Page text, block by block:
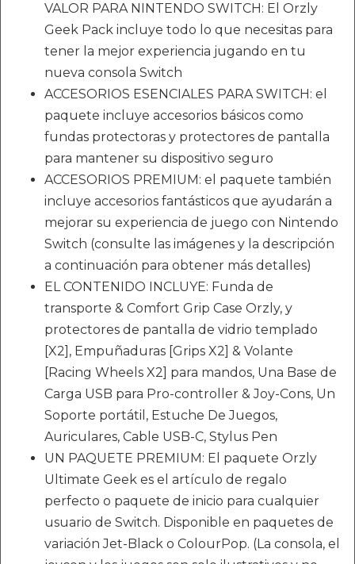
VALOR PARA NINTENDO SWITCH: El Orzly
Geek Pack incluye todo lo que necesitas para
tener la mejor experiencia jugando en tu
nueva consola Switch
ACCESORIOS ESENCIALES PARA SWITCH: el
paquete incluye accesorios básicos como
fundas protectoras y protectores de pantalla
para mantener su dispositivo seguro
ACCESORIOS PREMIUM: el paquete también
incluye accesorios fantásticos que ayudarán a
mejorar su experiencia de juego con Nintendo
Switch (consulte las imágenes y la descripción
a continuación para obtener más detalles)
EL CONTENIDO INCLUYE: Funda de
transporte & Comfort Grip Case Orzly, y
protectores de pantalla de vidrio templado
[X2], Empuñaduras [Grips X2] & Volante
[Racing Wheels X2] para mandos, Una Base de
Carga USB para Pro-controller & Joy-Cons, Un
Soporte portátil, Estuche De Juegos,
Auriculares, Cable USB-C, Stylus Pen
UN PAQUETE PREMIUM: El paquete Orzly
Ultimate Geek es el artículo de regalo
perfecto o paquete de inicio para cualquier
usuario de Switch. Disponible en paquetes de
variación Jet-Black o ColourPop. (La consola, el